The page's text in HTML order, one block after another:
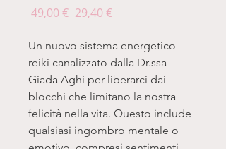
49,00 € Prezzo
29,40 €Prezzo
Un nuovo sistema energetico
reiki canalizzato dalla Dr.ssa
Giada Aghi per liberarci dai
blocchi che limitano la nostra
felicità nella vita. Questo include
qualsiasi ingombro mentale o